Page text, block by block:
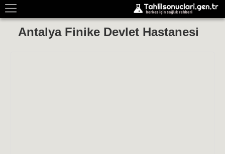
Antalya Finike Devlet Hastanesi